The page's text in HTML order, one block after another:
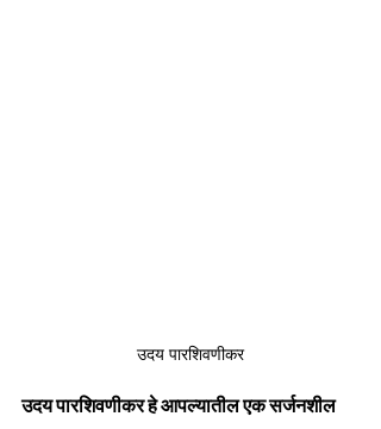
उदय पारशिवणीकर
उदय पारशिवणीकर हे आपल्यातील एक सर्जनशील